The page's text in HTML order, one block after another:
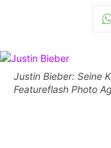
Justin Bieber: Seine
Featureflash Photo